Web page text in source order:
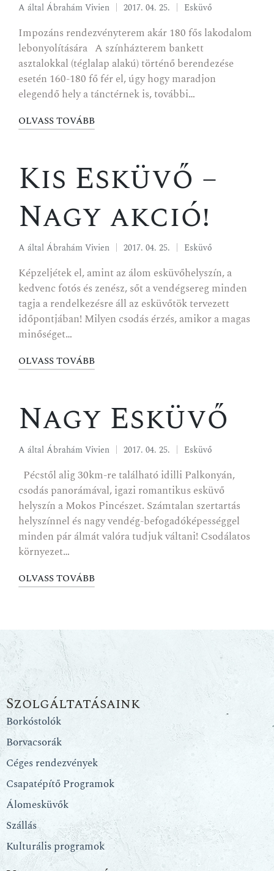
A általÁbrahám Vivien 2017. 04. 25. Esküvő
Impozáns rendezvényterem akár 180 fős lakodalom
lebonyolítására A színházterem bankett
asztalokkal (téglalap alakú) történő berendezése
esetén 160-180 fő fér el, úgy hogy maradjon
elegendő hely a tánctérnek is, további…
OLVASS TOVÁBB
Kis Esküvő –
Nagy akció!
A általÁbrahám Vivien 2017. 04. 25. Esküvő
Képzeljétek el, amint az álom esküvőhelyszín, a
kedvenc fotós és zenész, sőt a vendégsereg minden
tagja a rendelkezésre áll az esküvőtök tervezett
időpontjában! Milyen csodás érzés, amikor a magas
minőséget…
OLVASS TOVÁBB
Nagy Esküvő
A általÁbrahám Vivien 2017. 04. 25. Esküvő
Pécstől alig 30km-re található idilli Palkonyán,
csodás panorámával, igazi romantikus esküvő
helyszín a Mokos Pincészet. Számtalan szertartás
helyszínnel és nagy vendég-befogadóképességgel
minden pár álmát valóra tudjuk váltani! Csodálatos
környezet…
OLVASS TOVÁBB
Szolgáltatásaink
Borkóstolók
Borvacsorák
Céges rendezvények
Csapatépítő Programok
Álomesküvők
Szállás
Kulturális programok